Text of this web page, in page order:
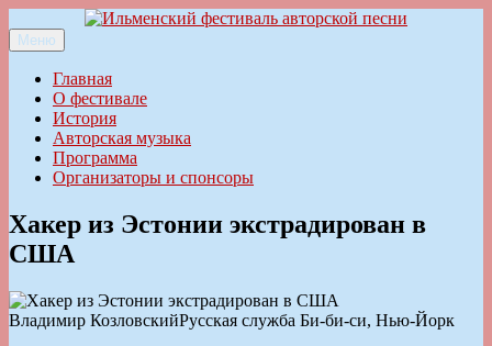
к
содержимому
Ильменский фестиваль авторской песни
Меню
Главная
О фестивале
История
Авторская музыка
Программа
Организаторы и спонсоры
Хакер из Эстонии экстрадирован в
США
Владимир КозловскийРусская служба Би-би-си, Нью-Йорк